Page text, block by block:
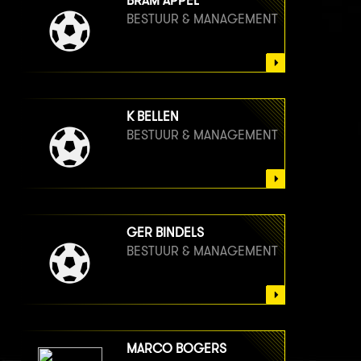
BESTUUR & MANAGEMENT
K BELLEN
BESTUUR & MANAGEMENT
GER BINDELS
BESTUUR & MANAGEMENT
MARCO BOGERS